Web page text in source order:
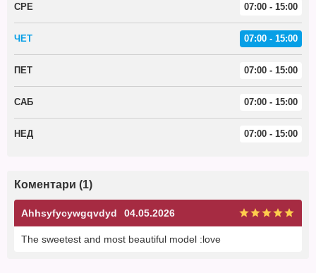
СРЕ 07:00 - 15:00
ЧЕТ 07:00 - 15:00
ПЕТ 07:00 - 15:00
САБ 07:00 - 15:00
НЕД 07:00 - 15:00
Коментари (1)
Ahhsyfycywgqvdyd 04.05.2026
The sweetest and most beautiful model :love